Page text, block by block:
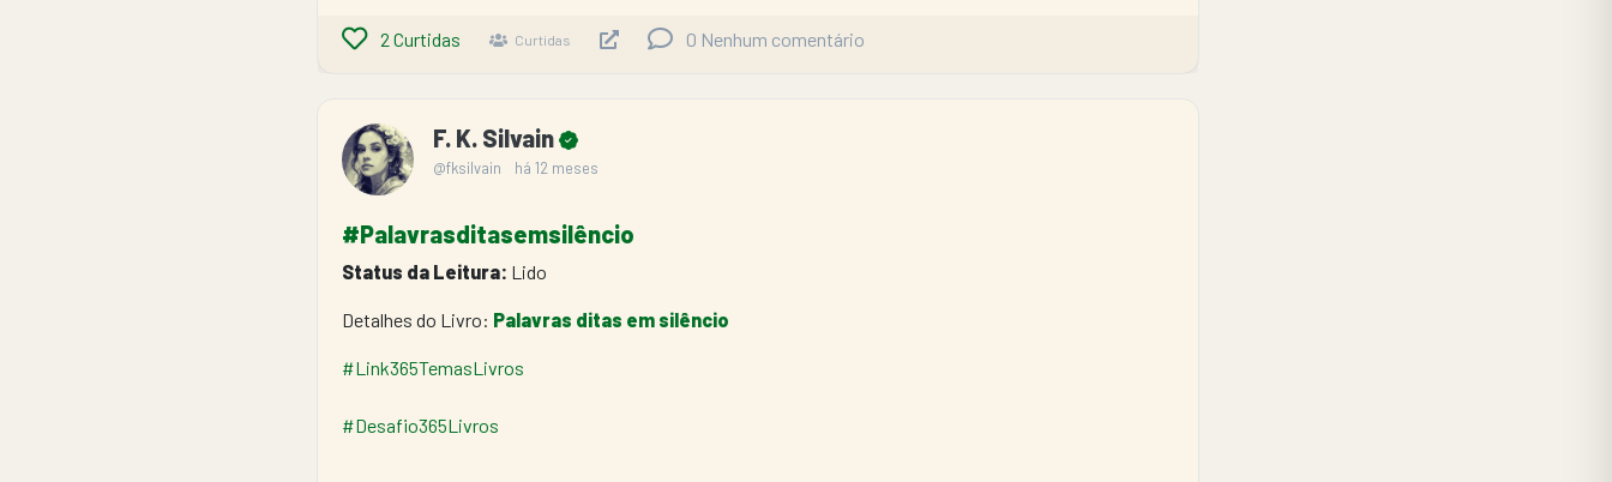
2 Curtidas Curtidas 0 Nenhum comentário
F. K. Silvain
@fksilvain há 12 meses
#Palavrasditasemsilêncio
Status da Leitura: Lido
Detalhes do Livro: Palavras ditas em silêncio
#Link365TemasLivros
#Desafio365Livros